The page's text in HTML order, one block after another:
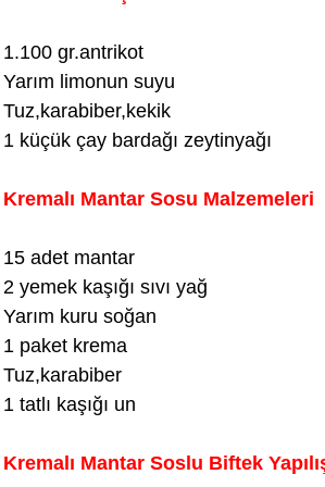
1.100 gr.antrikot
Yarım limonun suyu
Tuz,karabiber,kekik
1 küçük çay bardağı zeytinyağı
Kremalı Mantar Sosu Malzemeleri
15 adet mantar
2 yemek kaşığı sıvı yağ
Yarım kuru soğan
1 paket krema
Tuz,karabiber
1 tatlı kaşığı un
Kremalı Mantar Soslu Biftek